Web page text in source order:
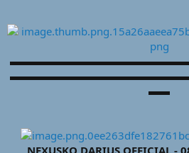
▬▬
NEXUSKO DARIUS OFFICIAL -